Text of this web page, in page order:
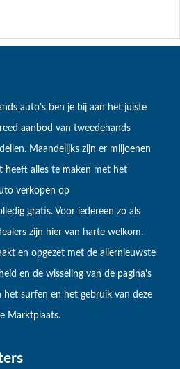
auto’s ben je bij aan het juiste
aanbod van tweedehands
Maandelijks zijn er miljoenen
heeft alles te maken met het
verkopen op
gratis. Voor iedereen zo als
zijn hier van harte welkom.
en opgezet met de allernieuwste
en de wisseling van de pagina's
het surfen en het gebruik van deze
Marktplaats.